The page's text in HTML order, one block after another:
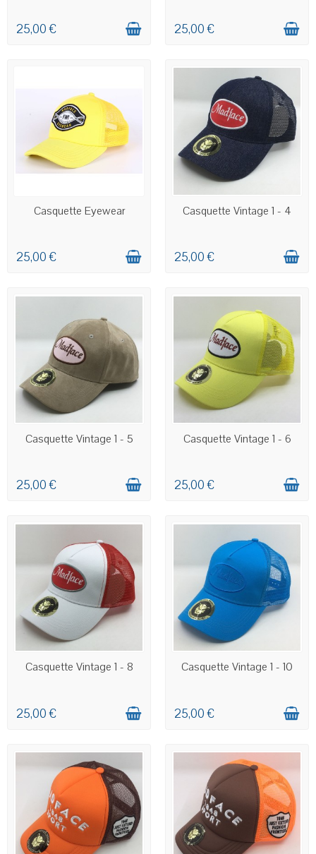
25,00 € 25,00 €
EN STOCK
Casquette Eyewear
25,00 €
EN STOCK
Casquette Vintage 1 - 4
25,00 €
EN STOCK
Casquette Vintage 1 - 5
25,00 €
EN STOCK
Casquette Vintage 1 - 6
25,00 €
EN STOCK
Casquette Vintage 1 - 8
25,00 €
EN STOCK
Casquette Vintage 1 - 10
25,00 €